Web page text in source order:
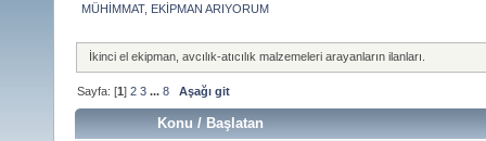
MÜHİMMAT, EKİPMAN ARIYORUM
İkinci el ekipman, avcılık-atıcılık malzemeleri arayanların ilanları.
Sayfa: [1]2 3 ...8 Aşağı git
Konu / Başlatan